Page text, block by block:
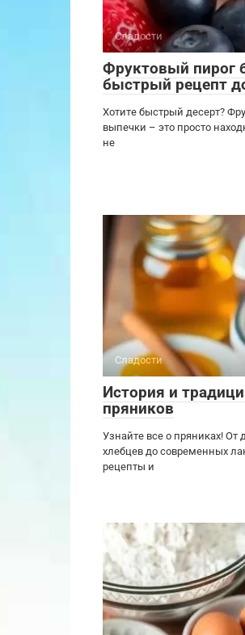
Сладости
Фруктовый пирог
быстрый рецепт
Хотите быстрый десерт?
выпечки – это просто
не
Сладости
История и
пряников
Узнайте все о пряниках! От
хлебцев до современных
рецепты и